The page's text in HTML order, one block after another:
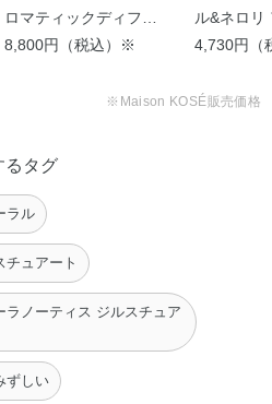
でください。扱うときはティッシュ
。
で、中身がこぼれたときはすぐに拭
で、スティックがカーテン・壁・家
いてください。
やにごり等が生じたり、変色したり
に問題はありません。
色したり、スティックの色が液に溶
質には問題はありません。
ロマティックディフュ
ーザー （ペールグリー
8,800円（税込）※
ル&ネロリ
ックディ
4,730円（
※Maison KOSÉ販売価格
るタグ
ラル
チュアート
ラノーティス ジルスチュア
ずしい